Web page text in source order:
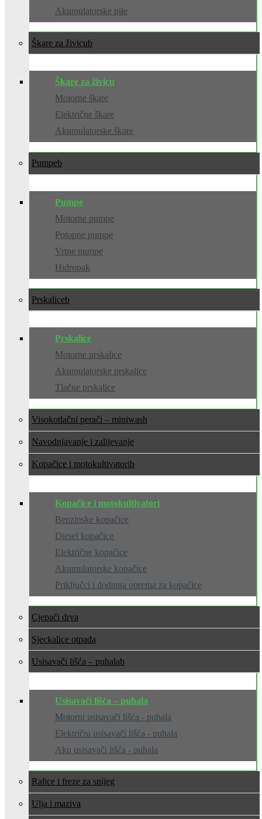
Akumulatorske pile
Škare za živicu
Škare za živicu
Motorne škare
Električne škare
Akumulatorske škare
Pumpe
Pumpe
Motorne pumpe
Potopne pumpe
Vrtne pumpe
Hidropak
Prskalice
Prskalice
Motorne prskalice
Akumulatorske prskalice
Tlačne prskalice
Visokotlačni perači – miniwash
Navodnjavanje i zalijevanje
Kopačice i motokultivatori
Kopačice i motokultivatori
Benzinske kopačice
Diesel kopačice
Električne kopačice
Akumulatorske kopačice
Priključci i dodatna oprema za kopačice
Cjepači drva
Sjeckalice otpada
Usisavači lišća – puhala
Usisavači lišća – puhala
Motorni usisavači lišća - puhala
Električni usisavači lišća - puhala
Aku usisavači lišća - puhala
Ralice i freze za snijeg
Ulja i maziva